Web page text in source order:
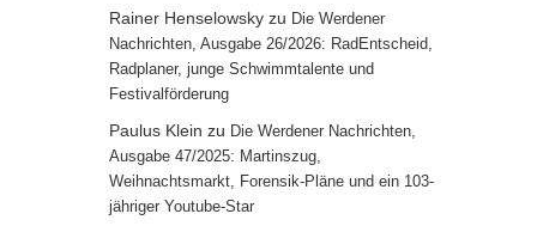
Rainer Henselowsky zu Die Werdener
Nachrichten, Ausgabe 26/2026: RadEntscheid,
Radplaner, junge Schwimmtalente und
Festivalförderung
Paulus Klein zu Die Werdener Nachrichten,
Ausgabe 47/2025: Martinszug,
Weihnachtsmarkt, Forensik-Pläne und ein 103-
jähriger Youtube-Star